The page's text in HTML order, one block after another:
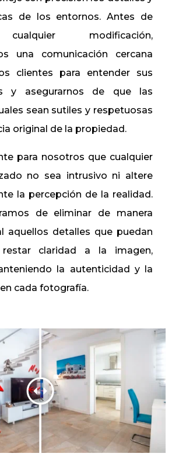
de los entornos. Antes de
modificación,
una comunicación cercana
clientes para entender sus
y asegurarnos de que las
sean sutiles y respetuosas
original de la propiedad.
para nosotros que cualquier
no sea intrusivo ni altere
la percepción de la realidad.
de eliminar de manera
aquellos detalles que puedan
claridad a la imagen,
la autenticidad y la
cada fotografía.